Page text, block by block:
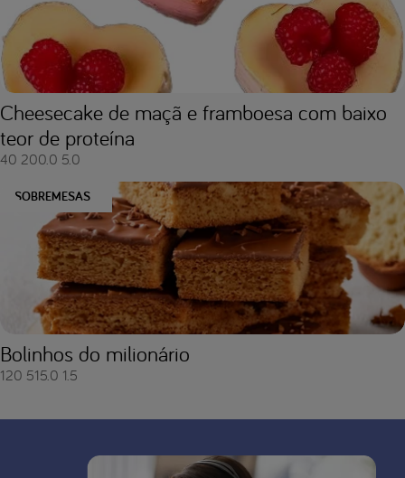
Cheesecake de maçã e framboesa com baixo
teor de proteína
40 200.0 5.0
SOBREMESAS
Bolinhos do milionário
120 515.0 1.5